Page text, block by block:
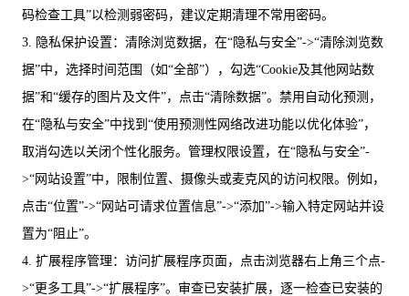
码检查工具”以检测弱密码，建议定期清理不常用密码。
3. 隐私保护设置：清除浏览数据，在“隐私与安全”->“清除浏览数
据”中，选择时间范围（如“全部”），勾选“Cookie及其他网站数
据”和“缓存的图片及文件”，点击“清除数据”。禁用自动化预测，
在“隐私与安全”中找到“使用预测性网络改进功能以优化体验”，
取消勾选以关闭个性化服务。管理权限设置，在“隐私与安全”-
>“网站设置”中，限制位置、摄像头或麦克风的访问权限。例如，
点击“位置”->“网站可请求位置信息”->“添加”->输入特定网站并设
置为“阻止”。
4. 扩展程序管理：访问扩展程序页面，点击浏览器右上角三个点-
>“更多工具”->“扩展程序”。审查已安装扩展，逐一检查已安装的